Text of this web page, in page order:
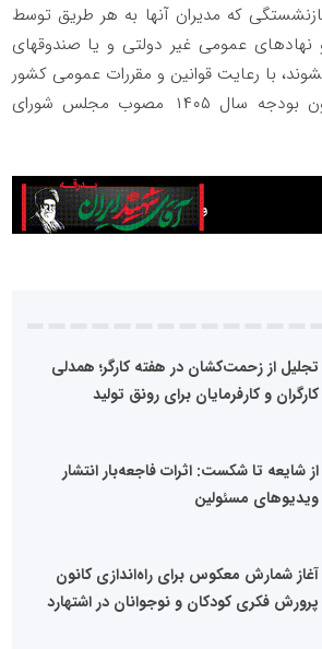
که مدیران آنها به هر طریق توسط
عمومی غیر دولتی و یا صندوقهای
با رعایت قوانین و مقررات عمومی کشور
به ترتیب مقرر در قانون بودجه سال ۱۴۰۵ مصوب مجلس شورای
تجلیل از زحمت‌کشان در هفته کارگر؛ همدلی
کارگران و کارفرمایان برای رونق تولید
از شایعه تا شکست: اثرات فاجعه‌بار انتشار
ویدیوهای مسئولین
آغاز شمارش معکوس برای راه‌اندازی کانون
پرورش فکری کودکان و نوجوانان در اشتهارد